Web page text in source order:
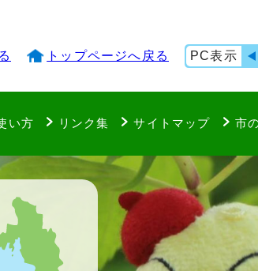
トップページへ戻る PC表示
い方 リンク集 サイトマップ 市